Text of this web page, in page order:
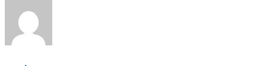
Share